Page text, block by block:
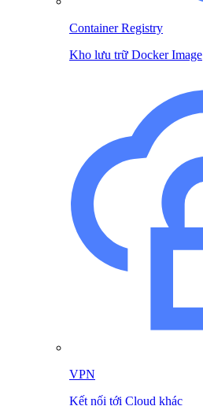
Container Registry
Kho lưu trữ Docker Image
VPN
Kết nối tới Cloud khác